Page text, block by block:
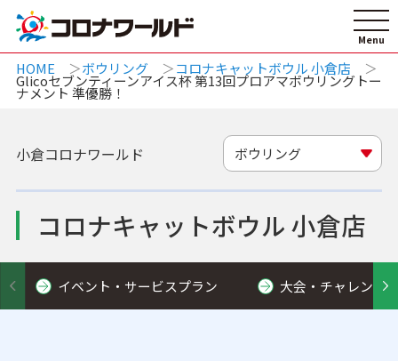
HOME ボウリング コロナキャットボウル 小倉店
Glicoセブンティーンアイス杯 第13回プロアマボウリングトー
ナメント 準優勝！
コロナキャットボウル 小倉店
小倉コロナワールド ボウリング
イベント・サービスプラン 大会・チャレンジ